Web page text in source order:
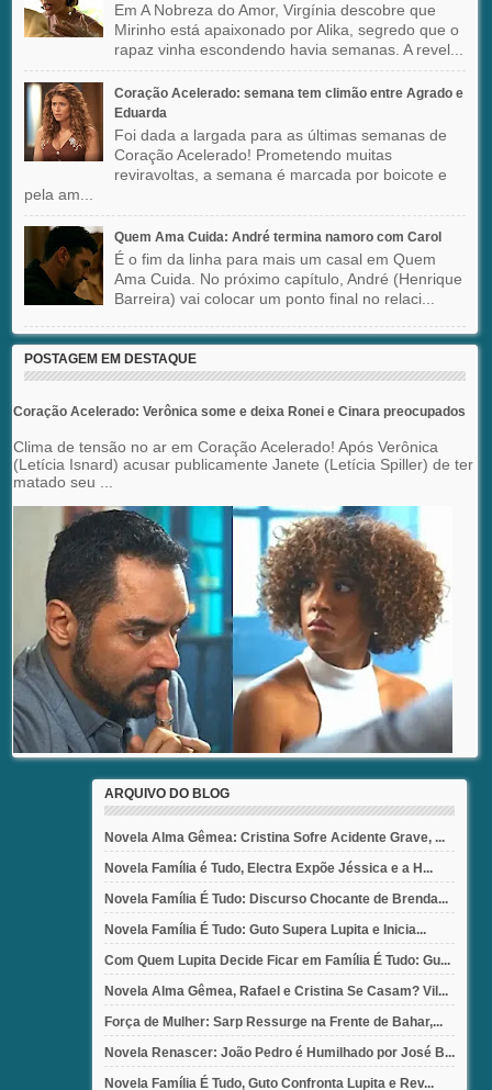
Em A Nobreza do Amor, Virgínia descobre que
Mirinho está apaixonado por Alika, segredo que o
rapaz vinha escondendo havia semanas. A revel...
Coração Acelerado: semana tem climão entre Agrado e
Eduarda
Foi dada a largada para as últimas semanas de
Coração Acelerado! Prometendo muitas
reviravoltas, a semana é marcada por boicote e
pela am...
Quem Ama Cuida: André termina namoro com Carol
É o fim da linha para mais um casal em Quem
Ama Cuida. No próximo capítulo, André (Henrique
Barreira) vai colocar um ponto final no relaci...
POSTAGEM EM DESTAQUE
Coração Acelerado: Verônica some e deixa Ronei e Cinara preocupados
Clima de tensão no ar em Coração Acelerado! Após Verônica
(Letícia Isnard) acusar publicamente Janete (Letícia Spiller) de ter
matado seu ...
ARQUIVO DO BLOG
Novela Alma Gêmea: Cristina Sofre Acidente Grave, ...
Novela Família é Tudo, Electra Expõe Jéssica e a H...
Novela Família É Tudo: Discurso Chocante de Brenda...
Novela Família É Tudo: Guto Supera Lupita e Inicia...
Com Quem Lupita Decide Ficar em Família É Tudo: Gu...
Novela Alma Gêmea, Rafael e Cristina Se Casam? Vil...
Força de Mulher: Sarp Ressurge na Frente de Bahar,...
Novela Renascer: João Pedro é Humilhado por José B...
Novela Família É Tudo, Guto Confronta Lupita e Rev...